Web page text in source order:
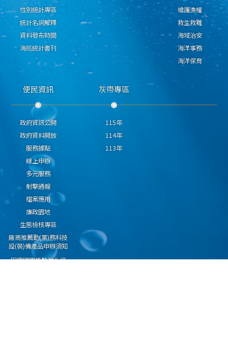
性別統計專區
統計名詞解釋
資料發布時間
海巡統計書刊
維護漁權
救生救難
海域治安
海洋事務
海洋保育
便民資訊
政府資訊公開
政府資料開放
服務據點
線上申辦
多元服務
射擊通報
檔案應用
廉政園地
生態檢核專區
廠商推薦勤(業)務科技
設(裝)備產品申辦須知
因應國際情勢強化經
灰帶專區
115年
114年
113年